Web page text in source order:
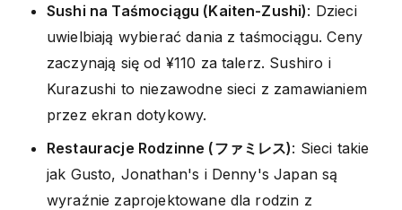
Sushi na Taśmociągu (Kaiten-Zushi): Dzieci
uwielbiają wybierać dania z taśmociągu. Ceny
zaczynają się od ¥110 za talerz. Sushiro i
Kurazushi to niezawodne sieci z zamawianiem
przez ekran dotykowy.
Restauracje Rodzinne (ファミレス): Sieci takie
jak Gusto, Jonathan's i Denny's Japan są
wyraźnie zaprojektowane dla rodzin z